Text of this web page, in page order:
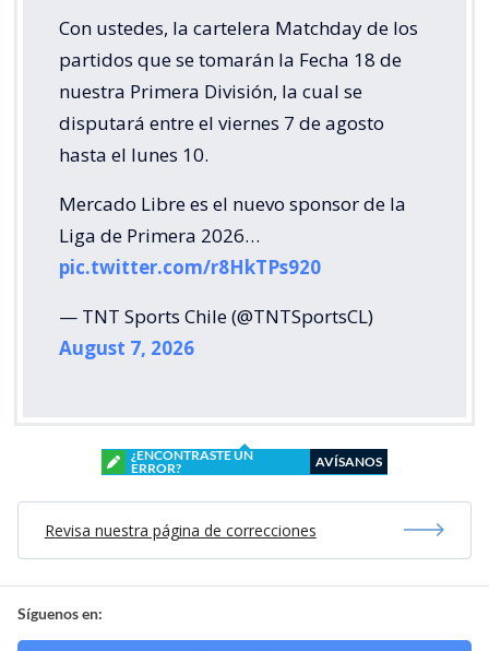
Con ustedes, la cartelera Matchday de los
partidos que se tomarán la Fecha 18 de
nuestra Primera División, la cual se
disputará entre el viernes 7 de agosto
hasta el lunes 10.
Mercado Libre es el nuevo sponsor de la
Liga de Primera 2026…
pic.twitter.com/r8HkTPs920
— TNT Sports Chile (@TNTSportsCL)
August 7, 2026
¿ENCONTRASTE UN
ERROR?
AVÍSANOS
Revisa nuestra página de correcciones
Síguenos en: